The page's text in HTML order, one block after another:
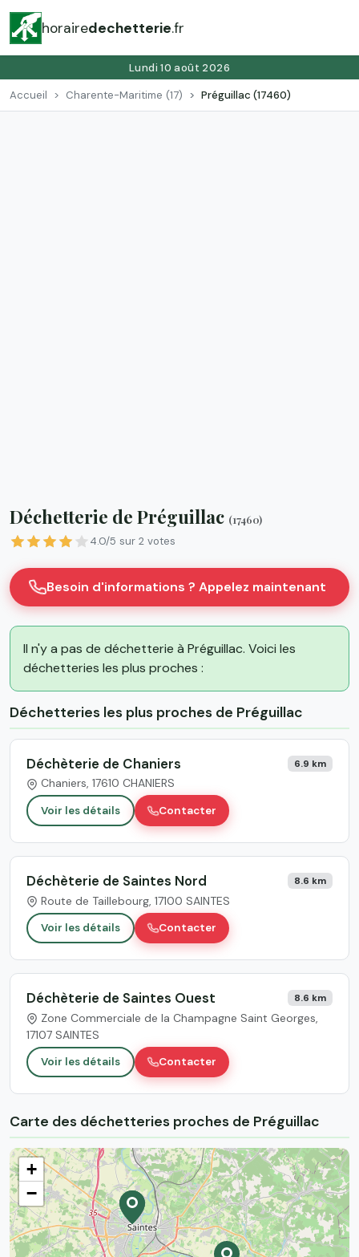
horairedechetterie.fr
Lundi 10 août 2026
Accueil Charente-Maritime (17) Préguillac (17460)
Déchetterie de Préguillac (17460)
4.0/5 sur 2 votes
Besoin d'informations ? Appelez maintenant
Il n'y a pas de déchetterie à Préguillac. Voici les
déchetteries les plus proches :
Déchetteries les plus proches de Préguillac
Déchèterie de Chaniers 6.9 km
Chaniers, 17610 CHANIERS
Voir les détails Contacter
Déchèterie de Saintes Nord 8.6 km
Route de Taillebourg, 17100 SAINTES
Voir les détails Contacter
Déchèterie de Saintes Ouest 8.6 km
Zone Commerciale de la Champagne Saint Georges,
17107 SAINTES
Voir les détails Contacter
Carte des déchetteries proches de Préguillac
+
−